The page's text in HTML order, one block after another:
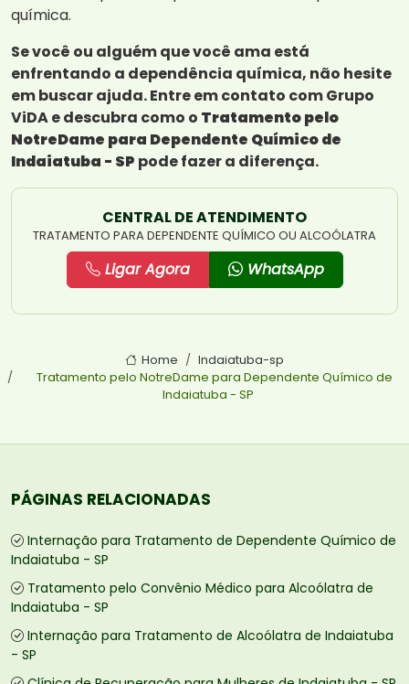
química.
Se você ou alguém que você ama está
enfrentando a dependência química, não hesite
em buscar ajuda. Entre em contato com Grupo
ViDA e descubra como o Tratamento pelo
NotreDame para Dependente Químico de
Indaiatuba - SP pode fazer a diferença.
CENTRAL DE ATENDIMENTO
TRATAMENTO PARA DEPENDENTE QUÍMICO OU ALCOÓLATRA
Ligar Agora WhatsApp
Home
Indaiatuba-sp
Tratamento pelo NotreDame para Dependente Químico de
Indaiatuba - SP
PÁGINAS RELACIONADAS
Internação para Tratamento de Dependente Químico de
Indaiatuba - SP
Tratamento pelo Convênio Médico para Alcoólatra de
Indaiatuba - SP
Internação para Tratamento de Alcoólatra de Indaiatuba
- SP